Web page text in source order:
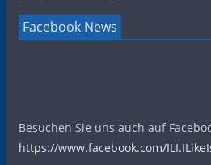
Facebook News
Besuchen Sie uns auch auf
https://www.facebook.com/